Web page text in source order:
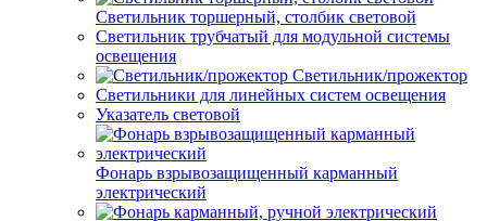
Светильник торшерный, столбик световой
Светильник трубчатый для модульной системы
освещения
Светильник/прожектор
Светильники для линейных систем освещения
Указатель световой
Фонарь взрывозащищенный карманный
электрический